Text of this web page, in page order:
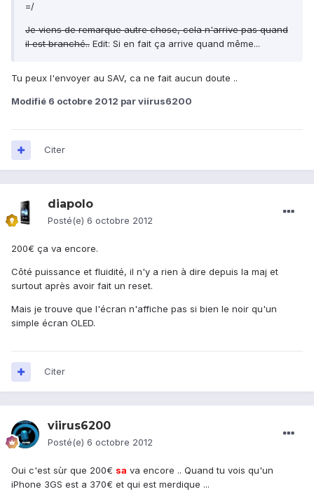
=/
Je viens de remarque autre chose, cela n'arrive pas quand
il est branché.. Edit: Si en fait ça arrive quand même...
Tu peux l'envoyer au SAV, ca ne fait aucun doute ..
Modifié 6 octobre 2012 par viirus6200
Citer
diapolo
Posté(e) 6 octobre 2012
200€ ça va encore.
Côté puissance et fluidité, il n'y a rien à dire depuis la maj et
surtout après avoir fait un reset.
Mais je trouve que l'écran n'affiche pas si bien le noir qu'un
simple écran OLED.
Citer
viirus6200
Posté(e) 6 octobre 2012
Oui c'est sùr que 200€ sa va encore .. Quand tu vois qu'un
iPhone 3GS est a 370€ et qui est merdique ...